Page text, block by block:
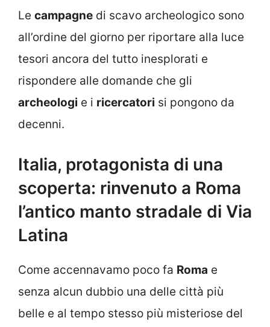
Le campagne di scavo archeologico sono
all’ordine del giorno per riportare alla luce
tesori ancora del tutto inesplorati e
rispondere alle domande che gli
archeologi e i ricercatori si pongono da
decenni.
Italia, protagonista di una
scoperta: rinvenuto a Roma
l’antico manto stradale di Via
Latina
Come accennavamo poco fa Roma e
senza alcun dubbio una delle città più
belle e al tempo stesso più misteriose del